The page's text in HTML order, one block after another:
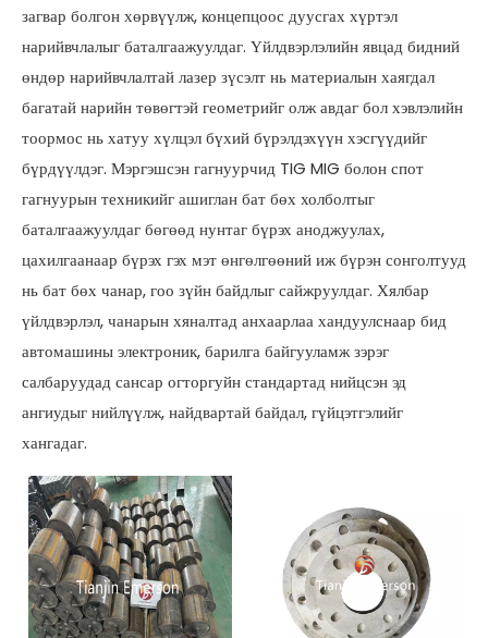
загвар болгон хөрвүүлж, концепцоос дуусгах хүртэл
нарийвчлалыг баталгаажуулдаг. Үйлдвэрлэлийн явцад бидний
өндөр нарийвчлалтай лазер зүсэлт нь материалын хаягдал
багатай нарийн төвөгтэй геометрийг олж авдаг бол хэвлэлийн
тоормос нь хатуу хүлцэл бүхий бүрэлдэхүүн хэсгүүдийг
бүрдүүлдэг. Мэргэшсэн гагнуурчид TIG MIG болон спот
гагнуурын техникийг ашиглан бат бөх холболтыг
баталгаажуулдаг бөгөөд нунтаг бүрэх аноджуулах,
цахилгаанаар бүрэх гэх мэт өнгөлгөөний иж бүрэн сонголтууд
нь бат бөх чанар, гоо зүйн байдлыг сайжруулдаг. Хялбар
үйлдвэрлэл, чанарын хяналтад анхаарлаа хандуулснаар бид
автомашины электроник, барилга байгууламж зэрэг
салбаруудад сансар огторгуйн стандартад нийцсэн эд
ангиудыг нийлүүлж, найдвартай байдал, гүйцэтгэлийг
хангадаг.